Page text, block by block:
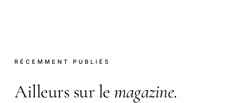
RÉCEMMENT PUBLIÉS
Ailleurs sur le magazine.